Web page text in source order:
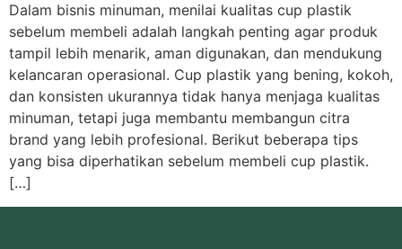
Dalam bisnis minuman, menilai kualitas cup plastik
sebelum membeli adalah langkah penting agar produk
tampil lebih menarik, aman digunakan, dan mendukung
kelancaran operasional. Cup plastik yang bening, kokoh,
dan konsisten ukurannya tidak hanya menjaga kualitas
minuman, tetapi juga membantu membangun citra
brand yang lebih profesional. Berikut beberapa tips
yang bisa diperhatikan sebelum membeli cup plastik.
[…]